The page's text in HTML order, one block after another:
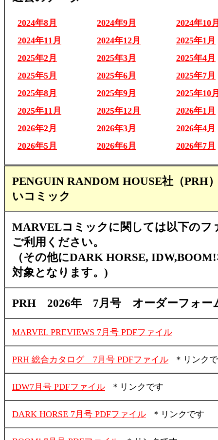
2024年8月 2024年9月
2024年10
2024年11月
2024年12月
2025年1月
2025年2月
2025年3月
2025年4月
2025年5月
2025年6月
2025年7月
2025年8月
2025年9月
2025年10
2025年11月
2025年12月
2026年1月
2026年2月
2026年3月
2026年4月
2026年5月
2026年6月 2026年7月
PENGUIN RANDOM HOUSE社（PRH
いコミック
MARVELコミックに関しては以下のフ
ご利用ください。
（その他にDARK HORSE,
対象となります。)
PRH 2026年 7月号 オーダーフォー
MARVEL PREVIEWS 7月号 PDFファイル
PRH 総合カタログ 7月号 PDFファイル ＊リンク
IDW7月号 PDFファイル ＊リンクです
DARK HORSE 7月号 PDFファイル ＊リンクです